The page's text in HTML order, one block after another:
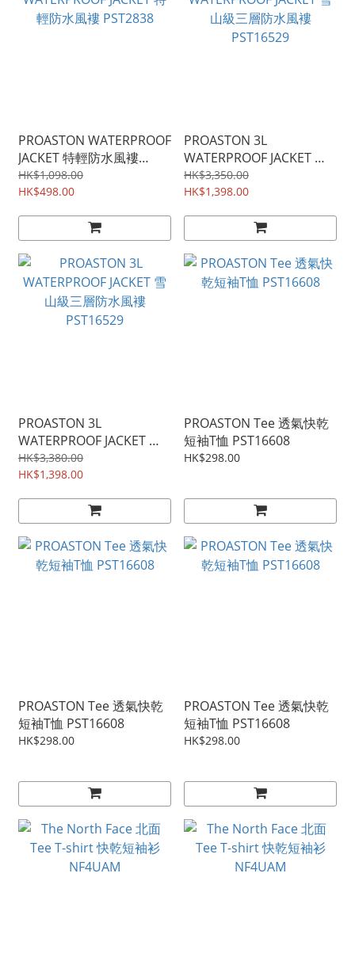
PROASTON WATERPROOF
JACKET 特輕防水風褸
PST2838
HK$1,098.00
HK$498.00
PROASTON 3L
WATERPROOF JACKET 雪
山級三層防水風褸
PST16529
HK$3,350.00
HK$1,398.00
PROASTON 3L
WATERPROOF JACKET 雪
山級三層防水風褸
PST16529
HK$3,380.00
HK$1,398.00
PROASTON Tee 透氣快乾
短袖T恤 PST16608
HK$298.00
PROASTON Tee 透氣快乾
短袖T恤 PST16608
HK$298.00
PROASTON Tee 透氣快乾
短袖T恤 PST16608
HK$298.00